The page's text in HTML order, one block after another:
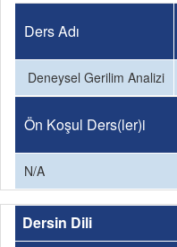
Ders Adı
Deneysel Gerilim Analizi
Ön Koşul Ders(ler)i
N/A
Dersin Dili